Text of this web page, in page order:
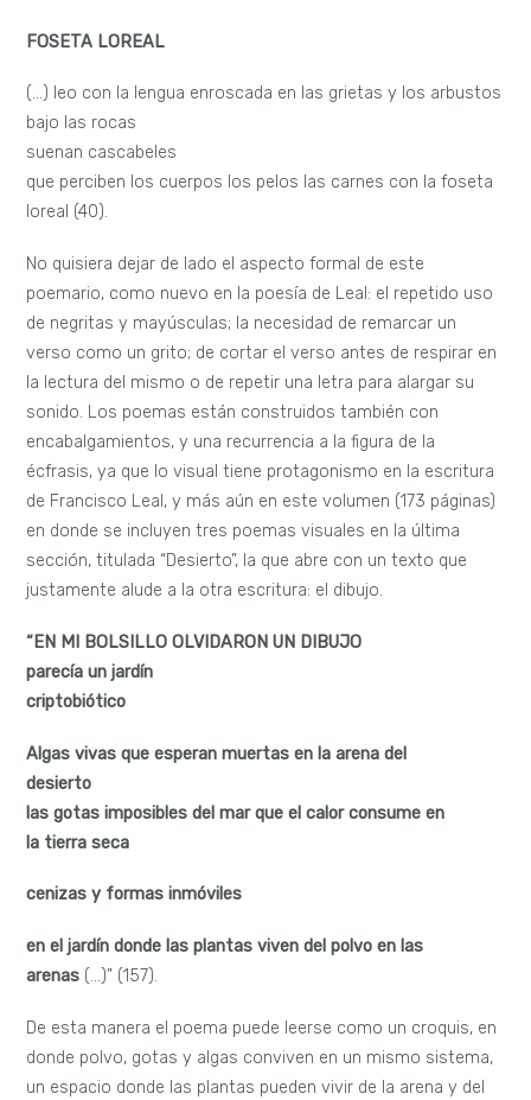
FOSETA LOREAL
(…) leo con la lengua enroscada en las grietas y los arbustos
bajo las rocas
suenan cascabeles
que perciben los cuerpos los pelos las carnes con la foseta
loreal (40).
No quisiera dejar de lado el aspecto formal de este
poemario, como nuevo en la poesía de Leal: el repetido uso
de negritas y mayúsculas; la necesidad de remarcar un
verso como un grito; de cortar el verso antes de respirar en
la lectura del mismo o de repetir una letra para alargar su
sonido. Los poemas están construidos también con
encabalgamientos, y una recurrencia a la figura de la
écfrasis, ya que lo visual tiene protagonismo en la escritura
de Francisco Leal, y más aún en este volumen (173 páginas)
en donde se incluyen tres poemas visuales en la última
sección, titulada “Desierto”, la que abre con un texto que
justamente alude a la otra escritura: el dibujo.
“EN MI BOLSILLO OLVIDARON UN DIBUJO
parecía un jardín
criptobiótico
Algas vivas que esperan muertas en la arena del
desierto
las gotas imposibles del mar que el calor consume en
la tierra seca
cenizas y formas inmóviles
en el jardín donde las plantas viven del polvo en las
arenas (…)” (157).
De esta manera el poema puede leerse como un croquis, en
donde polvo, gotas y algas conviven en un mismo sistema,
un espacio donde las plantas pueden vivir de la arena y del